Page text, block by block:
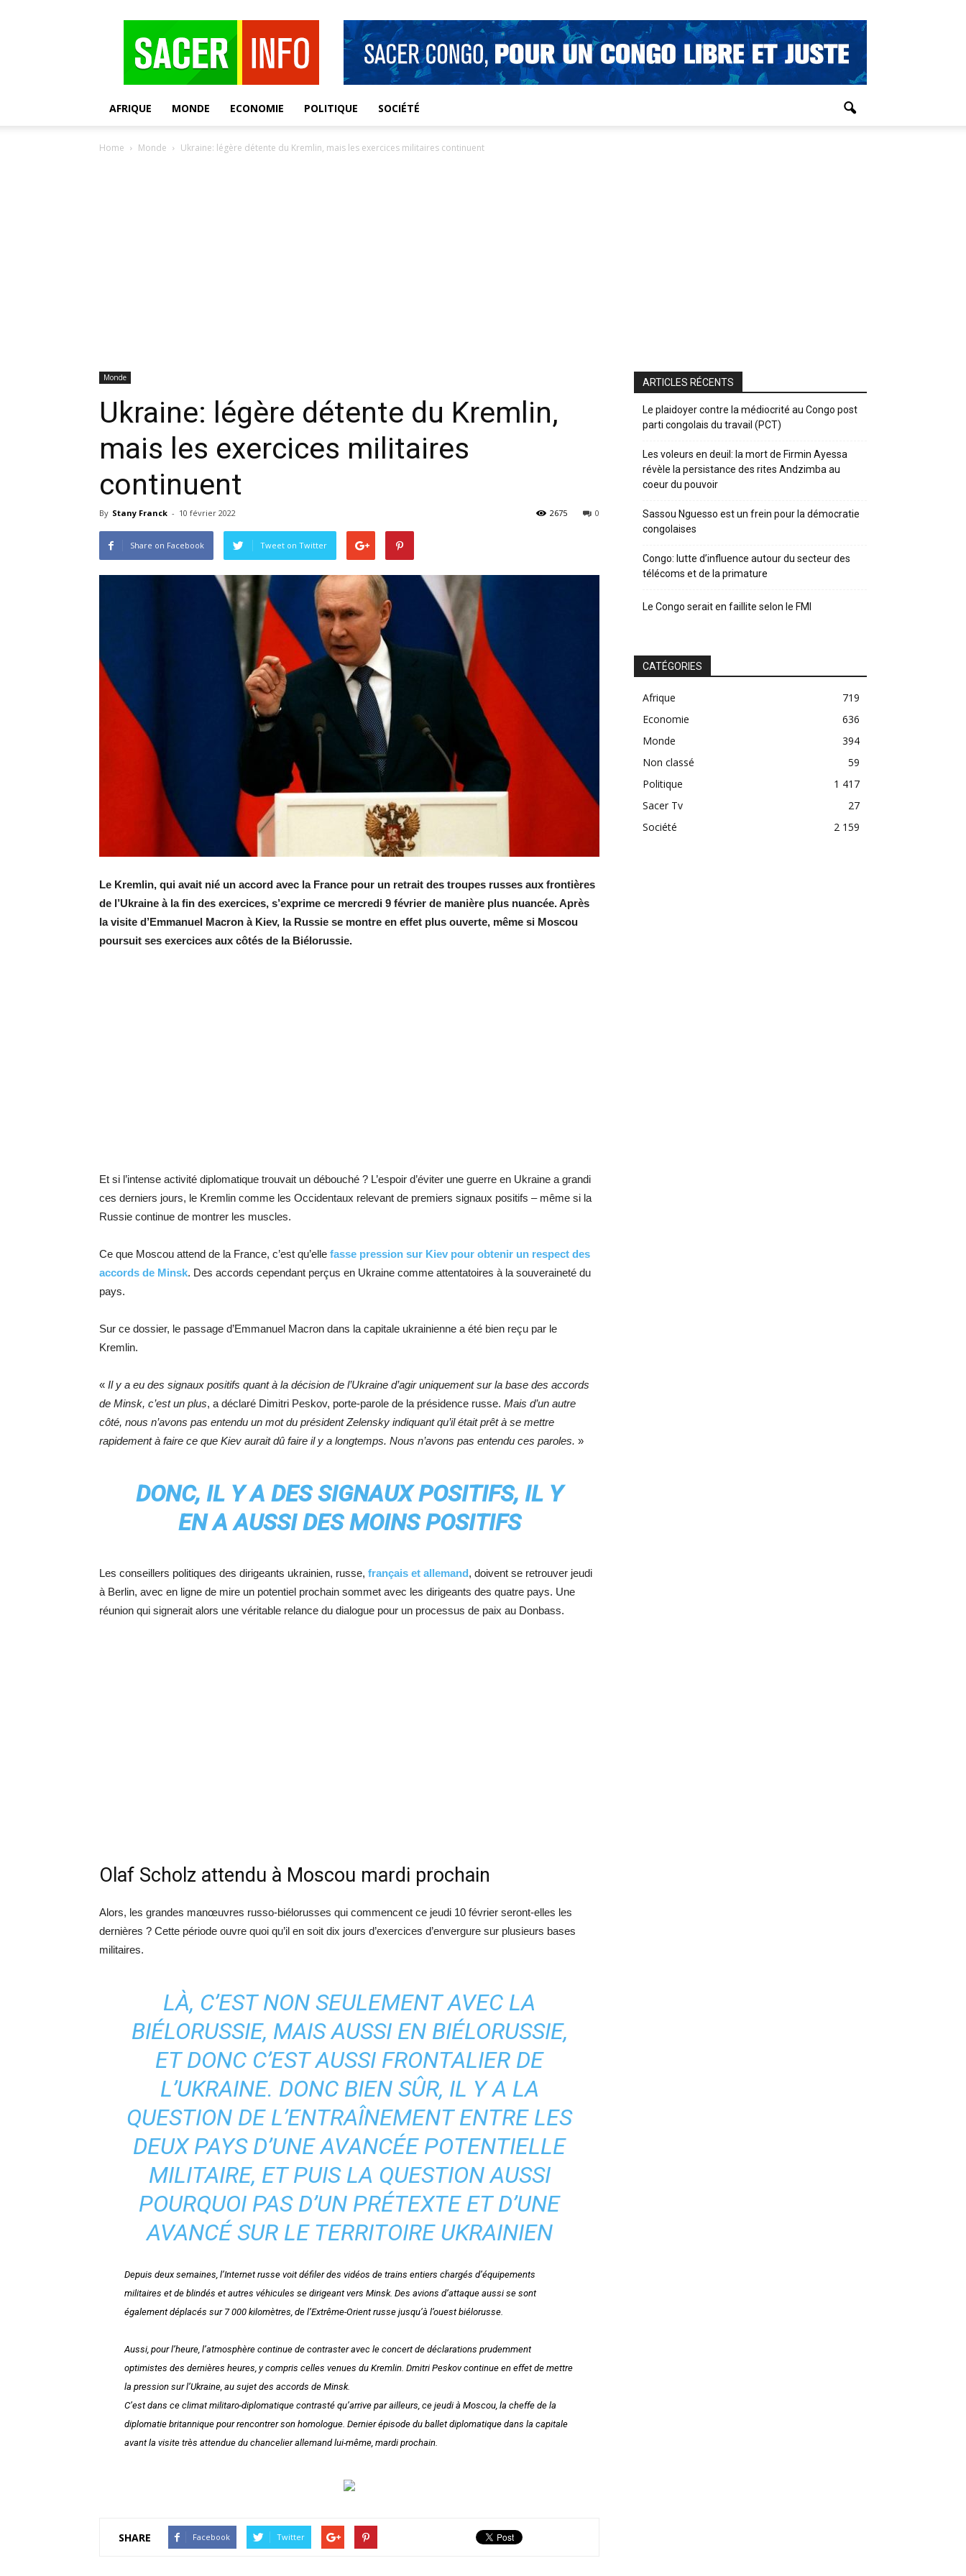
AFRIQUE MONDE ECONOMIE POLITIQUE SOCIÉTÉ
Home Monde Ukraine: légère détente du Kremlin, mais les exercices militaires continuent
Monde
Ukraine: légère détente du Kremlin,
mais les exercices militaires
continuent
By Stany Franck - 10 février 2022 0
2675
Share on Facebook Tweet on Twitter
Le Kremlin, qui avait nié un accord avec la France pour un retrait des troupes russes aux frontières
de l’Ukraine à la fin des exercices, s’exprime ce mercredi 9 février de manière plus nuancée. Après
la visite d’Emmanuel Macron à Kiev, la Russie se montre en effet plus ouverte, même si Moscou
poursuit ses exercices aux côtés de la Biélorussie.
Et si l’intense activité diplomatique trouvait un débouché ? L’espoir d’éviter une guerre en Ukraine a grandi
ces derniers jours, le Kremlin comme les Occidentaux relevant de premiers signaux positifs – même si la
Russie continue de montrer les muscles.
Ce que Moscou attend de la France, c’est qu’elle fasse pression sur Kiev pour obtenir un respect des
accords de Minsk. Des accords cependant perçus en Ukraine comme attentatoires à la souveraineté du
pays.
Sur ce dossier, le passage d’Emmanuel Macron dans la capitale ukrainienne a été bien reçu par le
Kremlin.
« Il y a eu des signaux positifs quant à la décision de l’Ukraine d’agir uniquement sur la base des accords
de Minsk, c’est un plus, a déclaré Dimitri Peskov, porte-parole de la présidence russe. Mais d’un autre
côté, nous n’avons pas entendu un mot du président Zelensky indiquant qu’il était prêt à se mettre
rapidement à faire ce que Kiev aurait dû faire il y a longtemps. Nous n’avons pas entendu ces paroles. »
DONC, IL Y A DES SIGNAUX POSITIFS, IL Y
EN A AUSSI DES MOINS POSITIFS
Les conseillers politiques des dirigeants ukrainien, russe, français et allemand, doivent se retrouver jeudi
à Berlin, avec en ligne de mire un potentiel prochain sommet avec les dirigeants des quatre pays. Une
réunion qui signerait alors une véritable relance du dialogue pour un processus de paix au Donbass.
Olaf Scholz attendu à Moscou mardi prochain
Alors, les grandes manœuvres russo-biélorusses qui commencent ce jeudi 10 février seront-elles les
dernières ? Cette période ouvre quoi qu’il en soit dix jours d’exercices d’envergure sur plusieurs bases
militaires.
LÀ, C’EST NON SEULEMENT AVEC LA
BIÉLORUSSIE, MAIS AUSSI EN BIÉLORUSSIE,
ET DONC C’EST AUSSI FRONTALIER DE
L’UKRAINE. DONC BIEN SÛR, IL Y A LA
QUESTION DE L’ENTRAÎNEMENT ENTRE LES
DEUX PAYS D’UNE AVANCÉE POTENTIELLE
MILITAIRE, ET PUIS LA QUESTION AUSSI
POURQUOI PAS D’UN PRÉTEXTE ET D’UNE
AVANCÉ SUR LE TERRITOIRE UKRAINIEN
Depuis deux semaines, l’Internet russe voit défiler des vidéos de trains entiers chargés d’équipements
militaires et de blindés et autres véhicules se dirigeant vers Minsk. Des avions d’attaque aussi se sont
également déplacés sur 7 000 kilomètres, de l’Extrême-Orient russe jusqu’à l’ouest biélorusse.
Aussi, pour l’heure, l’atmosphère continue de contraster avec le concert de déclarations prudemment
optimistes des dernières heures, y compris celles venues du Kremlin. Dmitri Peskov continue en effet de mettre
la pression sur l’Ukraine, au sujet des accords de Minsk.
C’est dans ce climat militaro-diplomatique contrasté qu’arrive par ailleurs, ce jeudi à Moscou, la cheffe de la
diplomatie britannique pour rencontrer son homologue. Dernier épisode du ballet diplomatique dans la capitale
avant la visite très attendue du chancelier allemand lui-même, mardi prochain.
SHARE Facebook Twitter
ARTICLES RÉCENTS
Le plaidoyer contre la médiocrité au Congo post
parti congolais du travail (PCT)
Les voleurs en deuil: la mort de Firmin Ayessa
révèle la persistance des rites Andzimba au
coeur du pouvoir
Sassou Nguesso est un frein pour la démocratie
congolaises
Congo: lutte d’influence autour du secteur des
télécoms et de la primature
Le Congo serait en faillite selon le FMI
CATÉGORIES
Afrique
719
Economie
636
Monde
394
Non classé
59
Politique
1 417
Sacer Tv
27
Société
2 159